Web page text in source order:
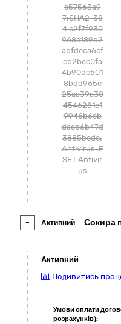
e57563a9
7;SHA2-38
4:c2f7f930
968e189b2
abfdeca6cf
eb2bcc0fa
4b90de501
8bdd965e
25aa39a38
4546281c1
9946b6eb
daeb6b47d
3885bedc;
Antivirus: E
SET Antivir
us
- Активний Сокира
Активний
Подивитись
Умови оплати
розрахунків):